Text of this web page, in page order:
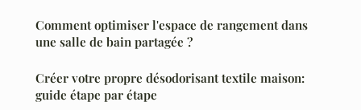
Comment optimiser l'espace de rangement dans
une salle de bain partagée ?
Créer votre propre désodorisant textile maison:
guide étape par étape